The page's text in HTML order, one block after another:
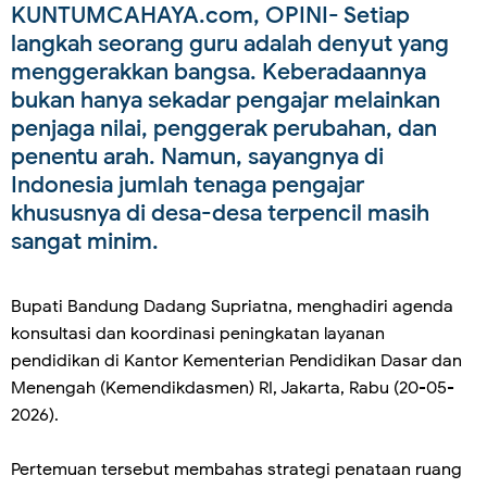
KUNTUMCAHAYA.com, OPINI- Setiap
langkah seorang guru adalah denyut yang
menggerakkan bangsa. Keberadaannya
bukan hanya sekadar pengajar melainkan
penjaga nilai, penggerak perubahan, dan
penentu arah. Namun, sayangnya di
Indonesia jumlah tenaga pengajar
khususnya di desa-desa terpencil masih
sangat minim.
Bupati Bandung Dadang Supriatna, menghadiri agenda
konsultasi dan koordinasi peningkatan layanan
pendidikan di Kantor Kementerian Pendidikan Dasar dan
Menengah (Kemendikdasmen) RI, Jakarta, Rabu (20-05-
2026).
Pertemuan tersebut membahas strategi penataan ruang